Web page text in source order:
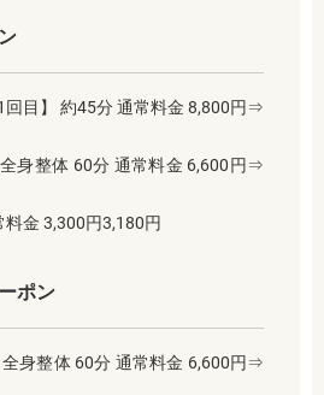
回目】 約45分 通常料金 8,800円⇒
身整体 60分 通常料金 6,600円⇒
料金 3,300円3,180円
ポン
全身整体 60分 通常料金 6,600円⇒